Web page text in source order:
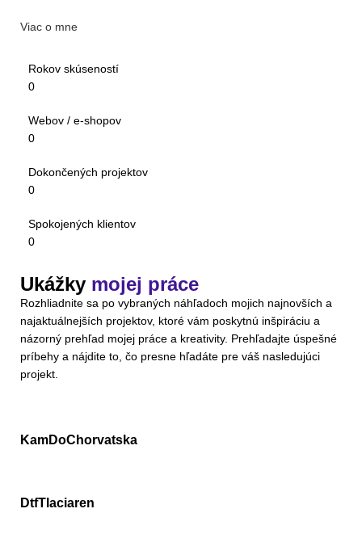
Viac o mne
Rokov skúseností
0
Webov / e-shopov
0
Dokončených projektov
0
Spokojených klientov
0
Ukážky mojej práce
Rozhliadnite sa po vybraných náhľadoch mojich najnovších a
najaktuálnejších projektov, ktoré vám poskytnú inšpiráciu a
názorný prehľad mojej práce a kreativity. Prehľadajte úspešné
príbehy a nájdite to, čo presne hľadáte pre váš nasledujúci
projekt.
KamDoChorvatska
DtfTlaciaren